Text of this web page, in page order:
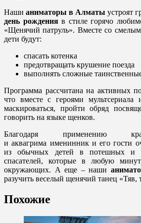
Наши аниматоры в Алматы устроят
день рождения в стиле горячо
«Щенячий патруль». Вместе со
дети будут:
спасать котенка
предотвращать крушение поезда
выполнять сложные
Программа рассчитана на активных
что вместе с героями мультсериала
маскироваться, пройти обряд
говорить на языке щенков.
Благодаря применению
и аквагрима именинник и его гости
из обычных детей в потешных и
спасателей, которые в любую
окружающих. А еще – наши
разучить веселый щенячий танец «Тяв,
Похожие